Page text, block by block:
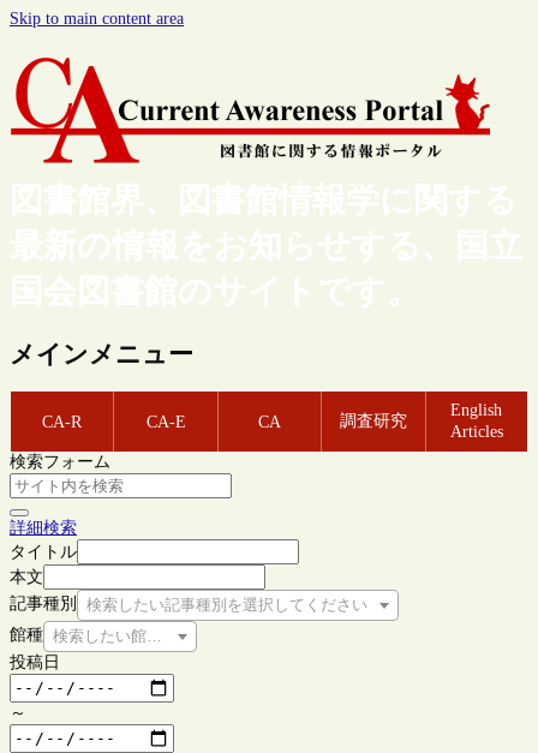
Skip to main content area
図書館界、図書館情報学に関する
最新の情報をお知らせする、国立
国会図書館のサイトです。
メインメニュー
CA-R CA-E CA 調査研究
English
Articles
検索フォーム
詳細検索
タイトル
本文
記事種別
検索したい記事種別を選択してください
館種 検索したい館種を選択してください
投稿日
～